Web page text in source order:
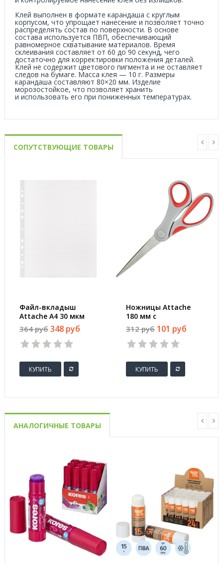
Клей выполнен в формате карандаша с круглым
корпусом, что упрощает нанесение и позволяет точно
распределять состав по поверхности. В основе
состава используется ПВП, обеспечивающий
равномерное схватывание материалов. Время
склеивания составляет от 60 до 90 секунд, чего
достаточно для корректировки положения деталей.
Клей не содержит цветового пигмента и не оставляет
следов на бумаге. Масса клея — 10 г. Размеры
карандаша составляют 80×20 мм. Изделие
морозостойкое, что позволяет хранить
и использовать его при пониженных температурах.
СОПУТСТВУЮЩИЕ ТОВАРЫ
Файл-вкладыш
Attache А4 30 мкм
прозрачный гладкий
100 штук в упаковке
364 руб 348 руб
КУПИТЬ
Ножницы Attache
180 мм с
пластиковыми
прорезиненными
анатомическими
312 руб 101 руб
КУПИТЬ
АНАЛОГИЧНЫЕ ТОВАРЫ